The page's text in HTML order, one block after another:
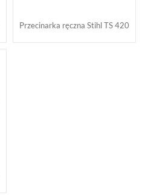
Przecinarka ręczna Stihl TS 420